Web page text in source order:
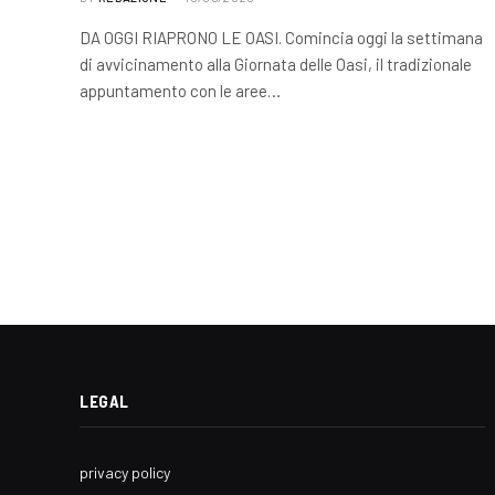
DA OGGI RIAPRONO LE OASI. Comincia oggi la settimana
di avvicinamento alla Giornata delle Oasi, il tradizionale
appuntamento con le aree…
LEGAL
privacy policy